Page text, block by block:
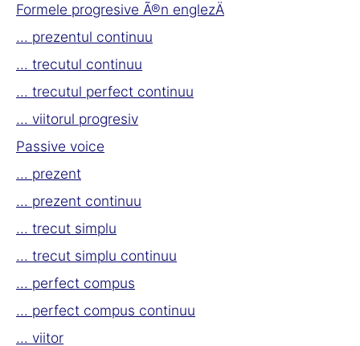
Formele progresive Ã®n englezÄ
... prezentul continuu
... trecutul continuu
... trecutul perfect continuu
... viitorul progresiv
Passive voice
... prezent
... prezent continuu
... trecut simplu
... trecut simplu continuu
... perfect compus
... perfect compus continuu
... viitor